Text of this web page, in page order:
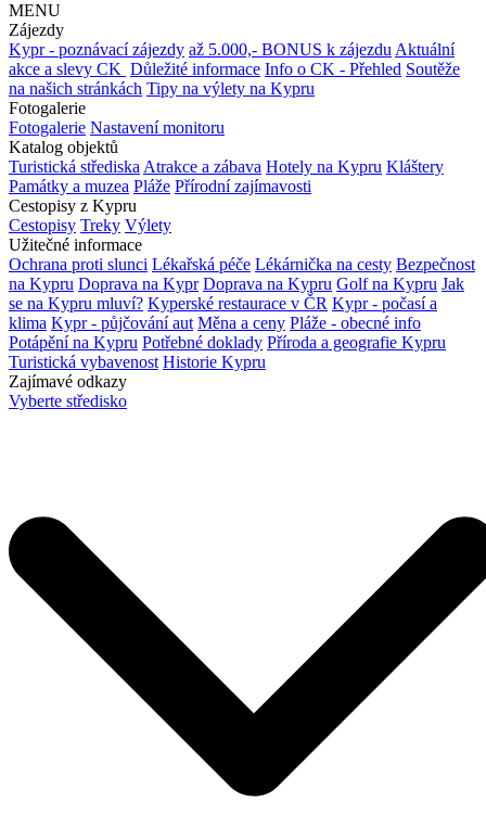
MENU
Zájezdy
Kypr - poznávací zájezdy až 5.000,- BONUS k zájezdu Aktuální
akce a slevy CK Důležité informace Info o CK - Přehled Soutěže
na našich stránkách Tipy na výlety na Kypru
Fotogalerie
Fotogalerie Nastavení monitoru
Katalog objektů
Turistická střediska Atrakce a zábava Hotely na Kypru Kláštery
Památky a muzea Pláže Přírodní zajímavosti
Cestopisy z Kypru
Cestopisy Treky Výlety
Užitečné informace
Ochrana proti slunci Lékařská péče Lékárnička na cesty Bezpečnost
na Kypru Doprava na Kypr Doprava na Kypru Golf na Kypru Jak
se na Kypru mluví? Kyperské restaurace v ČR Kypr - počasí a
klima Kypr - půjčování aut Měna a ceny Pláže - obecné info
Potápění na Kypru Potřebné doklady Příroda a geografie Kypru
Turistická vybavenost Historie Kypru
Zajímavé odkazy
Vyberte středisko